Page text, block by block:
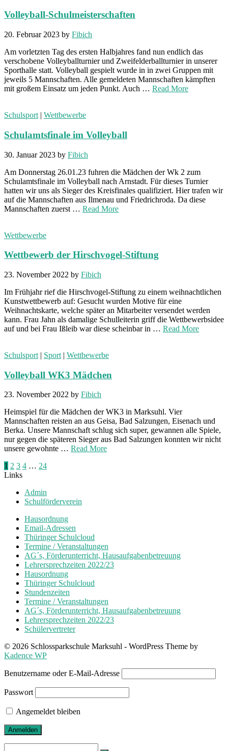
Volleyball-Schulmeisterschaften
20. Februar 2023 by Fibich
Am vorletzten Tag des ersten Halbjahres fand nun endlich das
verschobene Volleyballturnier und Zweifelderballturnier in unserer
Sporthalle statt. Volleyball gespielt wurde in in zwei Gruppen mit
jeweils 5 Mannschaften. Alle gemeldeten Mannschaften kämpften
mit großem Einsatz um jeden Punkt. Auch … Read More
Schulsport | Wettbewerbe
Schulamtsfinale im Volleyball
30. Januar 2023 by Fibich
Am Donnerstag 26.01.23 fuhren die Mädchen der Wk 2 zum
Schulamtsfinale im Volleyball nach Arnstadt. Für dieses Turnier
hatten wir uns als Sieger des Kreisfinales qualifiziert. Hier trafen wir
auf die Mannschaften aus Ilmenau und Friedrichroda. Da diese
Mannschaften zuerst … Read More
Wettbewerbe
Wettbewerb der Hirschvogel-Stiftung
23. November 2022 by Fibich
Im Frühjahr rief die Hirschvogel-Stiftung zu einem weihnachtlichen
Kunstwettbewerb auf: Gesucht wurden Motive für eine
Weihnachtskarte, welche später an Mitarbeiter versendet werden
kann. Frau Jahn als damalige Schulleiterin griff die Wettbewerbsidee
auf und bei Frau Ißleib war diese scheinbar in … Read More
Schulsport | Sport | Wettbewerbe
Volleyball WK3 Mädchen
23. November 2022 by Fibich
Heimspiel für die Mädchen der WK3 in Marksuhl. Vier
Mannschaften reisten an aus Geisa, Bad Salzungen, Eisenach und
Berka. Unsere Mannschaft schlug sich super, gewannen alle Spiele,
nur gegen die späteren Sieger aus Bad Salzungen konnten wir nicht
unsere gewohnte … Read More
Seitennummerierung
der
Beiträge
1 2 3 4 … 24
Links
Admin
Schulförderverein
Hausordnung
Email-Adressen
Thüringer Schulcloud
Termine / Veranstaltungen
AG´s, Förderunterricht, Hausaufgabenbetreuung
Lehrersprechzeiten 2022/23
Hausordnung
Thüringer Schulcloud
Stundenzeiten
Termine / Veranstaltungen
AG´s, Förderunterricht, Hausaufgabenbetreuung
Lehrersprechzeiten 2022/23
Schülervertreter
© 2026 Schlossparkschule Marksuhl - WordPress Theme by
Kadence WP
Benutzername oder E-Mail-Adresse
Passwort
Angemeldet bleiben